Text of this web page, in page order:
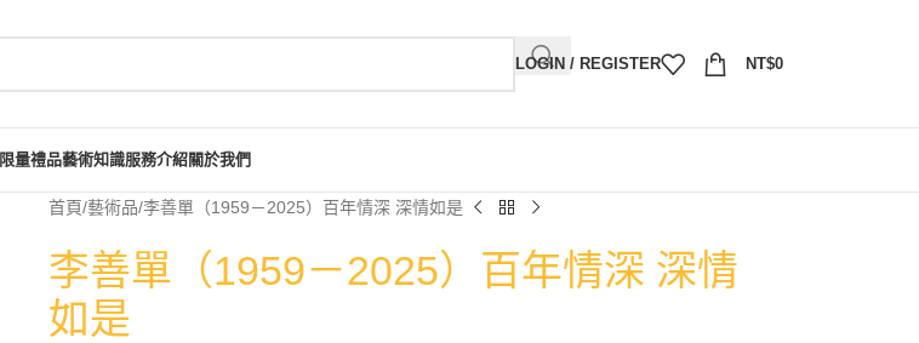
LOGIN / REGISTER NT$0
限量禮品藝術知識服務介紹關於我們
首頁 藝術品 李善單（1959－2025）百年情深 深情如是
李善單（1959－2025）百年情深 深情
如是